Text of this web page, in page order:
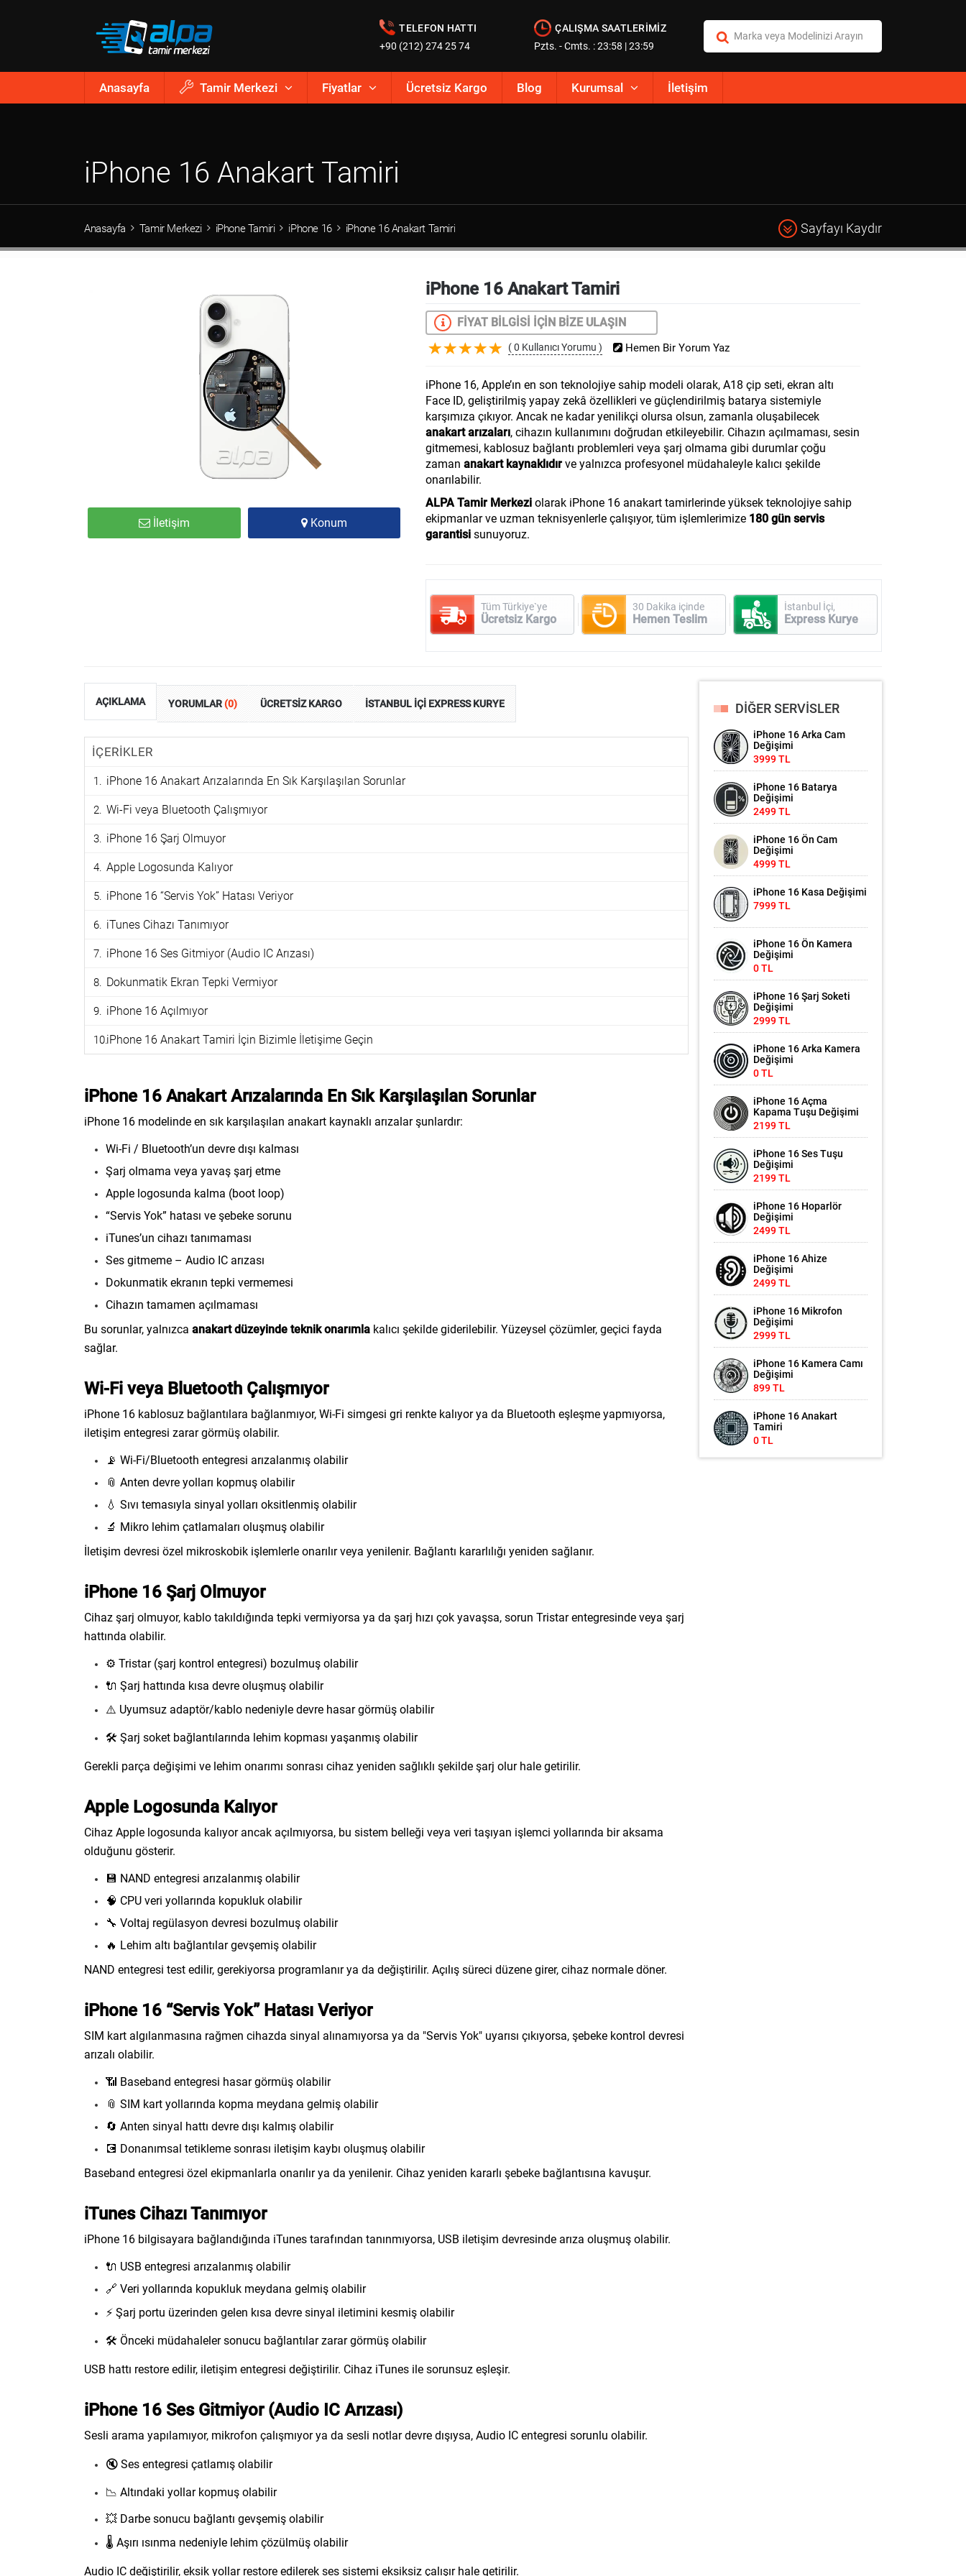
ÇALIŞMA SAATLERİMİZ
Pzts. - Cmts. : 23:58 | 23:59
TELEFON HATTI
+90 (212) 274 25 74
Anasayfa Tamir Merkezi Fiyatlar Ücretsiz Kargo Blog Kurumsal İletişim
iPhone 16 Anakart Tamiri
Anasayfa Tamir Merkezi iPhone Tamiri iPhone 16 iPhone 16 Anakart Tamiri Sayfayı Kaydır
İletişim Konum
iPhone 16 Anakart Tamiri
FİYAT BİLGİSİ İÇİN BİZE ULAŞIN
( 0 Kullanıcı Yorumu ) Hemen Bir Yorum Yaz
iPhone 16, Apple’ın en son teknolojiye sahip modeli olarak, A18 çip seti, ekran altı
Face ID, geliştirilmiş yapay zekâ özellikleri ve güçlendirilmiş batarya sistemiyle
karşımıza çıkıyor. Ancak ne kadar yenilikçi olursa olsun, zamanla oluşabilecek
anakart arızaları, cihazın kullanımını doğrudan etkileyebilir. Cihazın açılmaması, sesin
gitmemesi, kablosuz bağlantı problemleri veya şarj olmama gibi durumlar çoğu
zaman anakart kaynaklıdır ve yalnızca profesyonel müdahaleyle kalıcı şekilde
onarılabilir.
ALPA Tamir Merkezi olarak iPhone 16 anakart tamirlerinde yüksek teknolojiye sahip
ekipmanlar ve uzman teknisyenlerle çalışıyor, tüm işlemlerimize 180 gün servis
garantisi sunuyoruz.
Tüm Türkiye`ye
Ücretsiz Kargo
30 Dakika içinde
Hemen Teslim
İstanbul İçi,
Express Kurye
AÇIKLAMA YORUMLAR(0) ÜCRETSİZ KARGO İSTANBUL İÇİ EXPRESS KURYE
İÇERİKLER
iPhone 16 Anakart Arızalarında En Sık Karşılaşılan Sorunlar
Wi-Fi veya Bluetooth Çalışmıyor
iPhone 16 Şarj Olmuyor
Apple Logosunda Kalıyor
iPhone 16 “Servis Yok” Hatası Veriyor
iTunes Cihazı Tanımıyor
iPhone 16 Ses Gitmiyor (Audio IC Arızası)
Dokunmatik Ekran Tepki Vermiyor
iPhone 16 Açılmıyor
iPhone 16 Anakart Tamiri İçin Bizimle İletişime Geçin
iPhone 16 Anakart Arızalarında En Sık Karşılaşılan Sorunlar
iPhone 16 modelinde en sık karşılaşılan anakart kaynaklı arızalar şunlardır:
Wi-Fi / Bluetooth’un devre dışı kalması
Şarj olmama veya yavaş şarj etme
Apple logosunda kalma (boot loop)
“Servis Yok” hatası ve şebeke sorunu
iTunes’un cihazı tanımaması
Ses gitmeme – Audio IC arızası
Dokunmatik ekranın tepki vermemesi
Cihazın tamamen açılmaması
Bu sorunlar, yalnızca anakart düzeyinde teknik onarımla kalıcı şekilde giderilebilir. Yüzeysel çözümler, geçici fayda
sağlar.
Wi-Fi veya Bluetooth Çalışmıyor
iPhone 16 kablosuz bağlantılara bağlanmıyor, Wi-Fi simgesi gri renkte kalıyor ya da Bluetooth eşleşme yapmıyorsa,
iletişim entegresi zarar görmüş olabilir.
📡 Wi-Fi/Bluetooth entegresi arızalanmış olabilir
📎 Anten devre yolları kopmuş olabilir
💧 Sıvı temasıyla sinyal yolları oksitlenmiş olabilir
🔬 Mikro lehim çatlamaları oluşmuş olabilir
İletişim devresi özel mikroskobik işlemlerle onarılır veya yenilenir. Bağlantı kararlılığı yeniden sağlanır.
iPhone 16 Şarj Olmuyor
Cihaz şarj olmuyor, kablo takıldığında tepki vermiyorsa ya da şarj hızı çok yavaşsa, sorun Tristar entegresinde veya şarj
hattında olabilir.
⚙️ Tristar (şarj kontrol entegresi) bozulmuş olabilir
🔌 Şarj hattında kısa devre oluşmuş olabilir
⚠️ Uyumsuz adaptör/kablo nedeniyle devre hasar görmüş olabilir
🛠️ Şarj soket bağlantılarında lehim kopması yaşanmış olabilir
Gerekli parça değişimi ve lehim onarımı sonrası cihaz yeniden sağlıklı şekilde şarj olur hale getirilir.
Apple Logosunda Kalıyor
Cihaz Apple logosunda kalıyor ancak açılmıyorsa, bu sistem belleği veya veri taşıyan işlemci yollarında bir aksama
olduğunu gösterir.
💾 NAND entegresi arızalanmış olabilir
🧠 CPU veri yollarında kopukluk olabilir
🔧 Voltaj regülasyon devresi bozulmuş olabilir
🔥 Lehim altı bağlantılar gevşemiş olabilir
NAND entegresi test edilir, gerekiyorsa programlanır ya da değiştirilir. Açılış süreci düzene girer, cihaz normale döner.
iPhone 16 “Servis Yok” Hatası Veriyor
SIM kart algılanmasına rağmen cihazda sinyal alınamıyorsa ya da "Servis Yok" uyarısı çıkıyorsa, şebeke kontrol devresi
arızalı olabilir.
📶 Baseband entegresi hasar görmüş olabilir
📎 SIM kart yollarında kopma meydana gelmiş olabilir
🔄 Anten sinyal hattı devre dışı kalmış olabilir
💽 Donanımsal tetikleme sonrası iletişim kaybı oluşmuş olabilir
Baseband entegresi özel ekipmanlarla onarılır ya da yenilenir. Cihaz yeniden kararlı şebeke bağlantısına kavuşur.
iTunes Cihazı Tanımıyor
iPhone 16 bilgisayara bağlandığında iTunes tarafından tanınmıyorsa, USB iletişim devresinde arıza oluşmuş olabilir.
🔌 USB entegresi arızalanmış olabilir
🔗 Veri yollarında kopukluk meydana gelmiş olabilir
⚡ Şarj portu üzerinden gelen kısa devre sinyal iletimini kesmiş olabilir
🛠️ Önceki müdahaleler sonucu bağlantılar zarar görmüş olabilir
USB hattı restore edilir, iletişim entegresi değiştirilir. Cihaz iTunes ile sorunsuz eşleşir.
iPhone 16 Ses Gitmiyor (Audio IC Arızası)
Sesli arama yapılamıyor, mikrofon çalışmıyor ya da sesli notlar devre dışıysa, Audio IC entegresi sorunlu olabilir.
🔇 Ses entegresi çatlamış olabilir
📉 Altındaki yollar kopmuş olabilir
💥 Darbe sonucu bağlantı gevşemiş olabilir
🌡️ Aşırı ısınma nedeniyle lehim çözülmüş olabilir
Audio IC değiştirilir, eksik yollar restore edilerek ses sistemi eksiksiz çalışır hale getirilir.
DİĞER SERVİSLER
iPhone 16 Arka Cam
Değişimi
3999 TL
iPhone 16 Batarya
Değişimi
2499 TL
iPhone 16 Ön Cam
Değişimi
4999 TL
iPhone 16 Kasa Değişimi
7999 TL
iPhone 16 Ön Kamera
Değişimi
0 TL
iPhone 16 Şarj Soketi
Değişimi
2999 TL
iPhone 16 Arka Kamera
Değişimi
0 TL
iPhone 16 Açma
Kapama Tuşu Değişimi
2199 TL
iPhone 16 Ses Tuşu
Değişimi
2199 TL
iPhone 16 Hoparlör
Değişimi
2499 TL
iPhone 16 Ahize
Değişimi
2499 TL
iPhone 16 Mikrofon
Değişimi
2999 TL
iPhone 16 Kamera Camı
Değişimi
899 TL
iPhone 16 Anakart
Tamiri
0 TL